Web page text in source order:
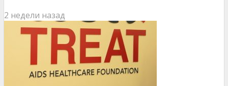
2 недели назад